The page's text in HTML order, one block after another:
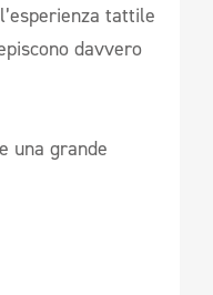
tattile
davvero
una grande